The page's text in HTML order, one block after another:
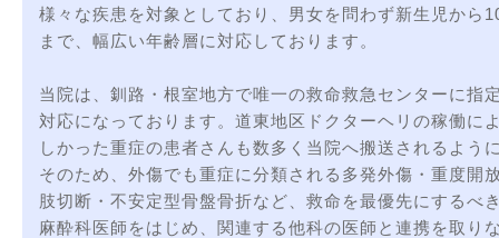
様々な疾患を対象としており、男女を問わず新生児から
まで、幅広い年齢層に対応しております。
当院は、釧路・根室地方で唯一の救命救急センターに指
対応になっております。道東地区ドクターヘリの稼働に
しかった重症の患者さんも数多く当院へ搬送されるよう
そのため、外傷でも重症に分類される多発外傷・重度開
肢切断・不安定型骨盤骨折など、救命を最優先にするべ
麻酔科医師をはじめ、関連する他科の医師と連携を取り